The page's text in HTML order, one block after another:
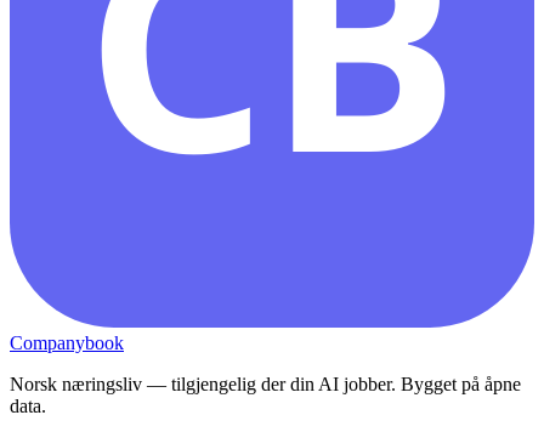
Companybook
Norsk næringsliv — tilgjengelig der din AI jobber. Bygget på åpne
data.